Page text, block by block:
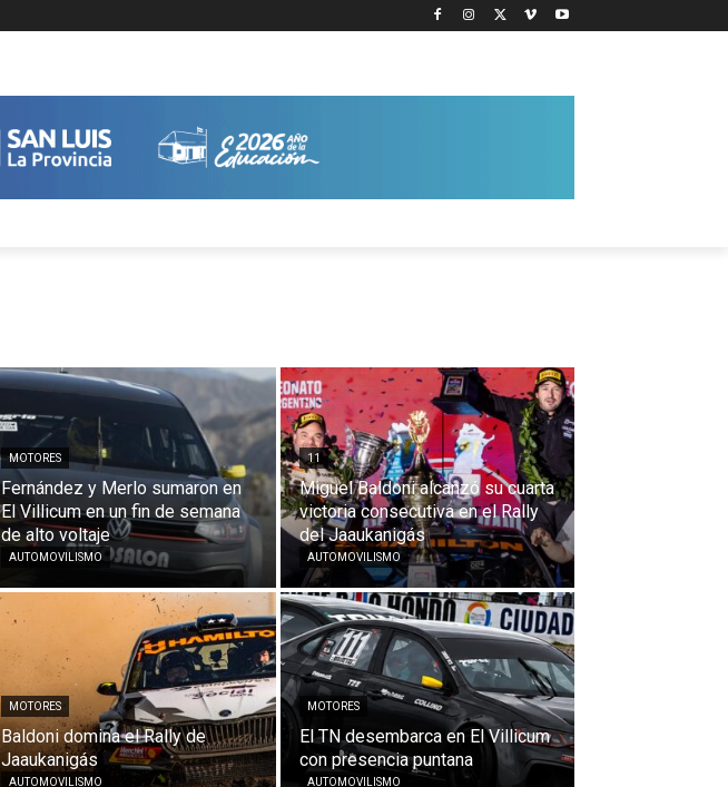
MOTORES
Fernández y Merlo sumaron en
El Villicum en un fin de semana
de alto voltaje
AUTOMOVILISMO
11
Miguel Baldoni alcanzó su cuarta
victoria consecutiva en el Rally
del Jaaukanigás
AUTOMOVILISMO
MOTORES
Baldoni domina el Rally de
Jaaukanigás
AUTOMOVILISMO
MOTORES
El TN desembarca en El Villicum
con presencia puntana
AUTOMOVILISMO